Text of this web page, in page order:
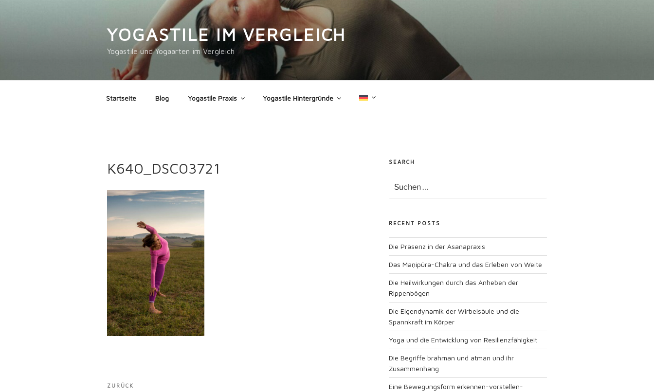
YOGASTILE IM VERGLEICH
Yogastile und Yogaarten im Vergleich
Startseite Blog Yogastile Praxis Yogastile Hintergründe
K640_DSC03721
Beitragsnavigation
Vorheriger
ZURÜCK
SEARCH
nach:
RECENT POSTS
Die Präsenz in der Asanapraxis
Das Maṇipūra-Chakra und das Erleben von Weite
Die Heilwirkungen durch das Anheben der
Rippenbögen
Die Eigendynamik der Wirbelsäule und die
Spannkraft im Körper
Yoga und die Entwicklung von Resilienzfähigkeit
Die Begriffe brahman und atman und ihr
Zusammenhang
Eine Bewegungsform erkennen-vorstellen-